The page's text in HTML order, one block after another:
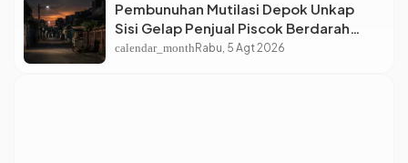
Pembunuhan Mutilasi Depok Unkap
Sisi Gelap Penjual Piscok Berdarah
Dingin
calendar_monthRabu, 5 Agt 2026